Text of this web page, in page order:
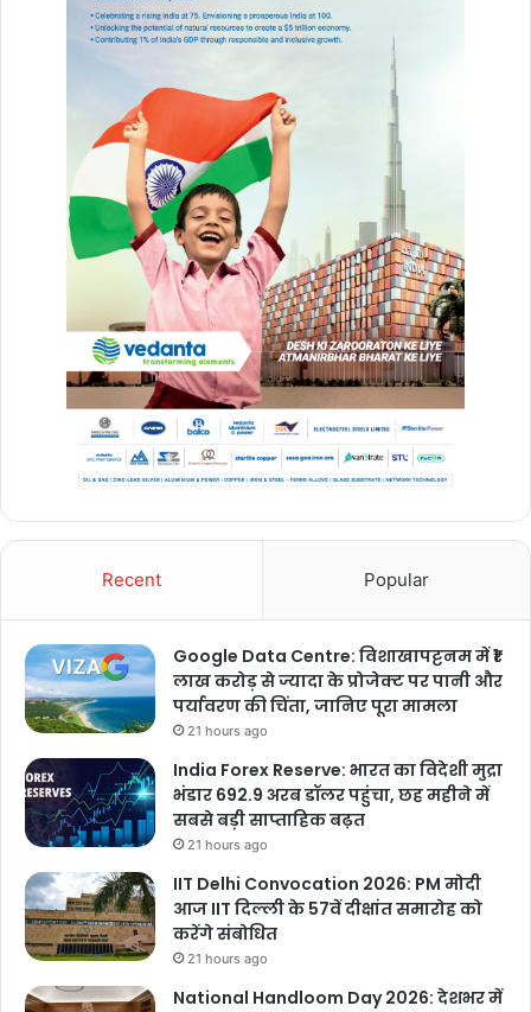
Recent Popular
Google Data Centre: विशाखापट्टनम में ₹1
लाख करोड़ से ज्यादा के प्रोजेक्ट पर पानी और
पर्यावरण की चिंता, जानिए पूरा मामला
21 hours ago
India Forex Reserve: भारत का विदेशी मुद्रा
भंडार 692.9 अरब डॉलर पहुंचा, छह महीने में
सबसे बड़ी साप्ताहिक बढ़त
21 hours ago
IIT Delhi Convocation 2026: PM मोदी
आज IIT दिल्ली के 57वें दीक्षांत समारोह को
करेंगे संबोधित
21 hours ago
National Handloom Day 2026: देशभर में